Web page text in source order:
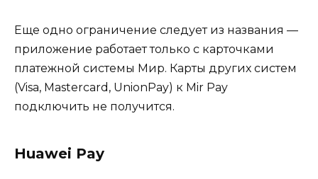
Еще одно ограничение следует из названия —
приложение работает только с карточками
платежной системы Мир. Карты других систем
(Visa, Mastercard, UnionPay) к Mir Pay
подключить не получится.
Huawei Pay